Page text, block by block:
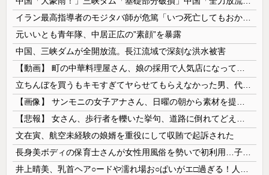
元いいとも青年隊、中居正広の”素顔”を暴露
中国、三峡ダムが全開放流。長江流域で深刻な洪水被害
文在寅、航空未経験の娘婿を重役にして収賄で起訴された